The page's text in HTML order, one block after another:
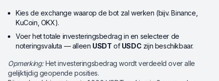
Kies de exchange waarop de bot zal werken (bijv. Binance,
KuCoin, OKX).
Voer het totale investeringsbedrag in en selecteer de
noteringsvaluta — alleen USDT of USDC zijn beschikbaar.
Opmerking:Het investeringsbedrag wordt verdeeld over alle
gelijktijdig geopende posities.